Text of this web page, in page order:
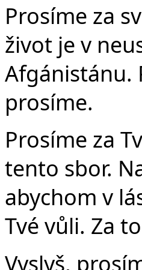
Prosíme za
život je v
Afgánistánu.
prosíme.
Prosíme za
tento sbor.
abychom v
Tvé vůli. Za
Vyslyš,